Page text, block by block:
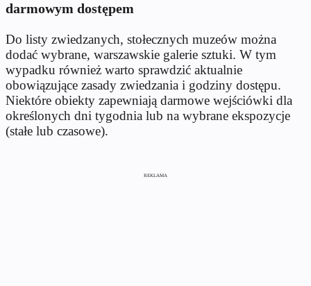
darmowym dostępem
Do listy zwiedzanych, stołecznych muzeów można
dodać wybrane, warszawskie galerie sztuki. W tym
wypadku również warto sprawdzić aktualnie
obowiązujące zasady zwiedzania i godziny dostępu.
Niektóre obiekty zapewniają darmowe wejściówki dla
określonych dni tygodnia lub na wybrane ekspozycje
(stałe lub czasowe).
REKLAMA